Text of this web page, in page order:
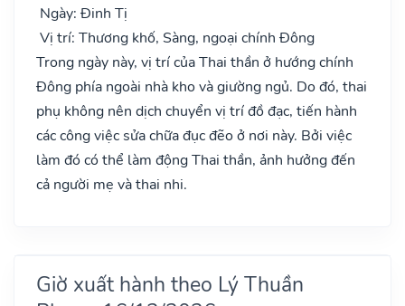
Ngày: Đinh Tị
Vị trí: Thương khố, Sàng, ngoại chính Đông
Trong ngày này, vị trí của Thai thần ở hướng chính
Đông phía ngoài nhà kho và giường ngủ. Do đó, thai
phụ không nên dịch chuyển vị trí đồ đạc, tiến hành
các công việc sửa chữa đục đẽo ở nơi này. Bởi việc
làm đó có thể làm động Thai thần, ảnh hưởng đến
cả người mẹ và thai nhi.
Giờ xuất hành theo Lý Thuần